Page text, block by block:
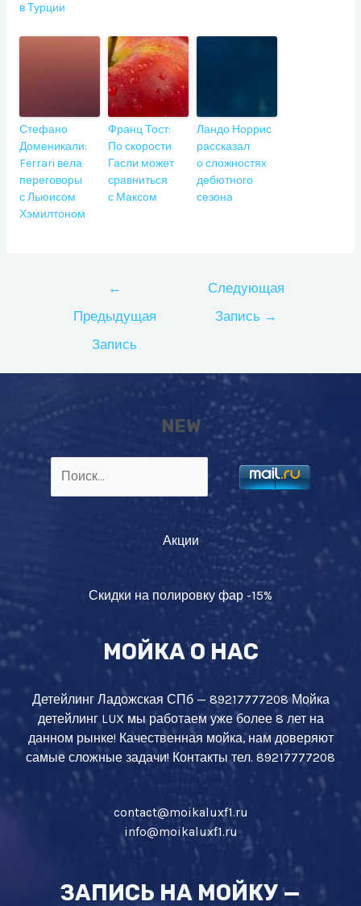
в Турции
Стефано
Доменикали:
Ferrari вела
переговоры
с Льюисом
Хэмилтоном
Франц Тост:
По скорости
Гасли может
сравниться
с Максом
Ландо Норрис
рассказал
о сложностях
дебютного
сезона
записям
←
Предыдущая
Запись
Следующая
Запись →
NEW
Найти:
Акции
Скидки на полировку фар -15%
МОЙКА О НАС
Детейлинг Ладожская СПб — 89217777208 Мойка
детейлинг LUX мы работаем уже более 8 лет на
данном рынке! Качественная мойка, нам доверяют
самые сложные задачи! Контакты тел. 89217777208
contact@moikaluxf1.ru
info@moikaluxf1.ru
ЗАПИСЬ НА МОЙКУ —